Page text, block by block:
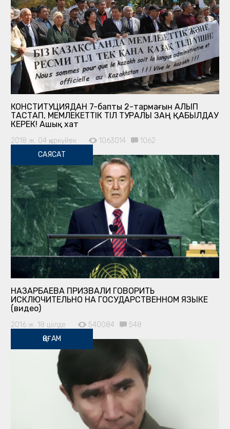
КОНСТИТУЦИЯДАН 7-баптың 2-тармағын АЛЫП
ТАСТАП, МЕМЛЕКЕТТІК ТІЛ ТУРАЛЫ ЗАҢ ҚАБЫЛДАУ
КЕРЕК! Ашық хат
2018 ж. 04 қыркүйек 1063014
1062
САЯСАТ
НАЗАРБАЕВА ПРИЗВАЛИ ГОВОРИТЬ
ИСКЛЮЧИТЕЛЬНО НА ГОСУДАРСТВЕННОМ ЯЗЫКЕ
(видео)
2016 ж. 18 шілде 540084
548
ҚОҒАМ